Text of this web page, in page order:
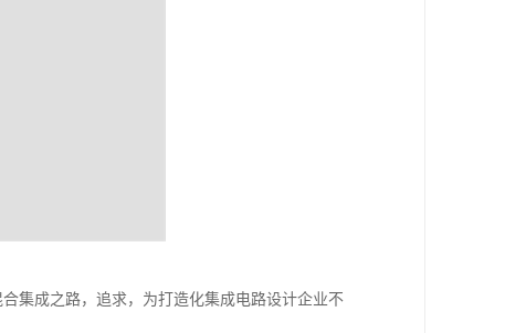
集成之路，追求，为打造化集成电路设计企业不